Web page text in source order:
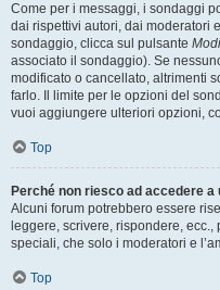
Come per i messaggi, i sondaggi
dai rispettivi autori, dai moderatori
sondaggio, clicca sul pulsante
associato il sondaggio). Se
modificato o cancellato, altrimenti
farlo. Il limite per le opzioni del
vuoi aggiungere ulteriori opzioni,
Top
Perché non riesco ad accedere a
Alcuni forum potrebbero essere
leggere, scrivere, rispondere,
speciali, che solo i moderatori e
Top